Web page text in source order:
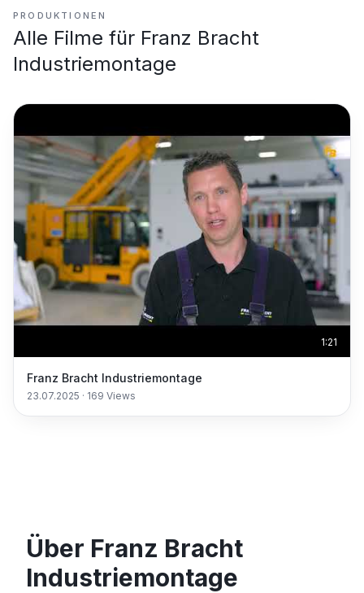
PRODUKTIONEN
Alle Filme für Franz Bracht
Industriemontage
1:21
Franz Bracht Industriemontage
23.07.2025 · 169 Views
Über Franz Bracht
Industriemontage